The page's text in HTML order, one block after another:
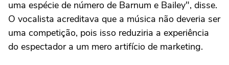
uma espécie de número de Barnum e Bailey", disse.
O vocalista acreditava que a música não deveria ser
uma competição, pois isso reduziria a experiência
do espectador a um mero artifício de marketing.